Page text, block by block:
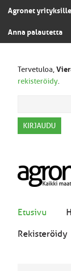
Agronet yrityksille
Anna palautetta
Tervetuloa,
rekisteröidy.
Etusivu
Rekisteröidy